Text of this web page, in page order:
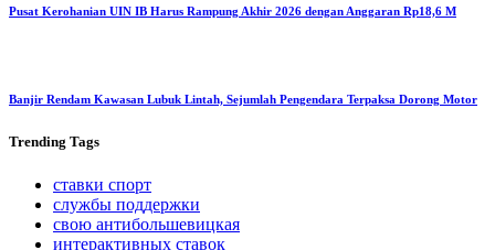
Pusat Kerohanian UIN IB Harus Rampung Akhir 2026 dengan Anggaran Rp18,6 M
Banjir Rendam Kawasan Lubuk Lintah, Sejumlah Pengendara Terpaksa Dorong Motor
Trending Tags
ставки спорт
службы поддержки
свою антибольшевицкая
интерактивных ставок